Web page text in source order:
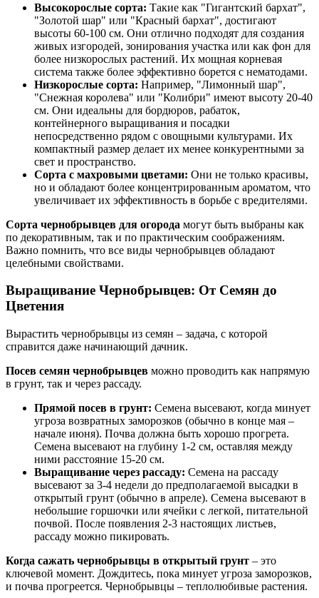
Высокорослые сорта: Такие как "Гигантский бархат",
"Золотой шар" или "Красный бархат", достигают
высоты 60-100 см. Они отлично подходят для создания
живых изгородей, зонирования участка или как фон для
более низкорослых растений. Их мощная корневая
система также более эффективно борется с нематодами.
Низкорослые сорта: Например, "Лимонный шар",
"Снежная королева" или "Колибри" имеют высоту 20-40
см. Они идеальны для бордюров, рабаток,
контейнерного выращивания и посадки
непосредственно рядом с овощными культурами. Их
компактный размер делает их менее конкурентными за
свет и пространство.
Сорта с махровыми цветами: Они не только красивы,
но и обладают более концентрированным ароматом, что
увеличивает их эффективность в борьбе с вредителями.
Сорта чернобрывцев для огорода могут быть выбраны как
по декоративным, так и по практическим соображениям.
Важно помнить, что все виды чернобрывцев обладают
целебными свойствами.
Выращивание Чернобрывцев: От Семян до
Цветения
Вырастить чернобрывцы из семян – задача, с которой
справится даже начинающий дачник.
Посев семян чернобрывцев можно проводить как напрямую
в грунт, так и через рассаду.
Прямой посев в грунт: Семена высевают, когда минует
угроза возвратных заморозков (обычно в конце мая –
начале июня). Почва должна быть хорошо прогрета.
Семена высевают на глубину 1-2 см, оставляя между
ними расстояние 15-20 см.
Выращивание через рассаду: Семена на рассаду
высевают за 3-4 недели до предполагаемой высадки в
открытый грунт (обычно в апреле). Семена высевают в
небольшие горшочки или ячейки с легкой, питательной
почвой. После появления 2-3 настоящих листьев,
рассаду можно пикировать.
Когда сажать чернобрывцы в открытый грунт – это
ключевой момент. Дождитесь, пока минует угроза заморозков,
и почва прогреется. Чернобрывцы – теплолюбивые растения.